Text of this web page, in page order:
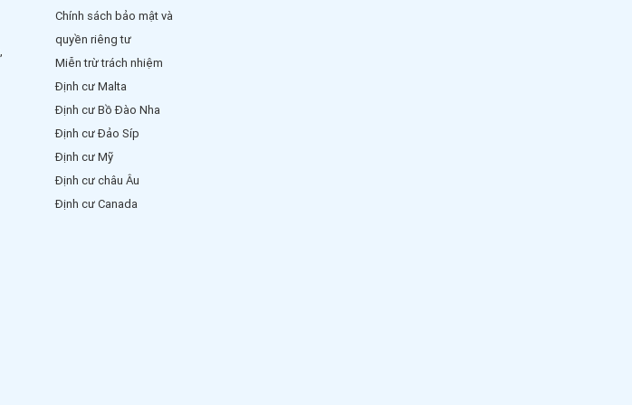
Chính sách bảo mật và
quyền riêng tư
Miễn trừ trách nhiệm
Định cư Malta
Định cư Bồ Đào Nha
Định cư Đảo Síp
Định cư Mỹ
Định cư châu Âu
Định cư Canada